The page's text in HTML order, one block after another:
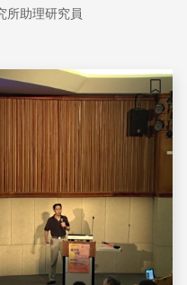
所助理研究員
儲存